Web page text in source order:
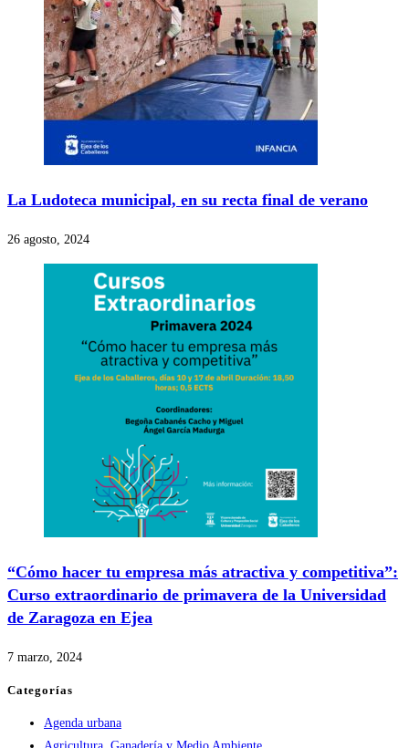
La Ludoteca municipal, en su recta final de verano
26 agosto, 2024
“Cómo hacer tu empresa más atractiva y competitiva”:
Curso extraordinario de primavera de la Universidad
de Zaragoza en Ejea
7 marzo, 2024
Categorías
Agenda urbana